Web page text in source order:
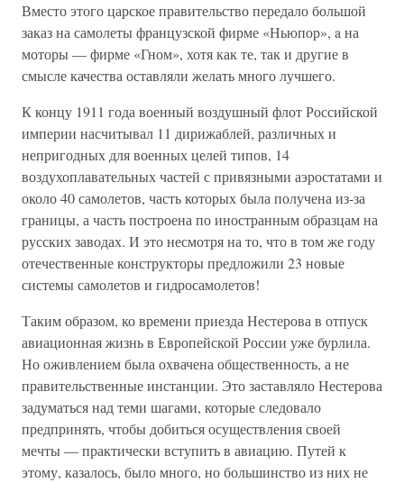
Вместо этого царское правительство передало большой
заказ на самолеты французской фирме «Ньюпор», a на
моторы — фирме «Гном», хотя как те, так и другие в
смысле качества оставляли желать много лучшего.
К концу 1911 года военный воздушный флот Российской
империи насчитывал 11 дирижаблей, различных и
непригодных для военных целей типов, 14
воздухоплавательных частей с привязными аэростатами и
около 40 самолетов, часть которых была получена из-за
границы, а часть построена по иностранным образцам на
русских заводах. И это несмотря на то, что в том же году
отечественные конструкторы предложили 23 новые
системы самолетов и гидросамолетов!
Таким образом, ко времени приезда Нестерова в отпуск
авиационная жизнь в Европейской России уже бурлила.
Но оживлением была охвачена общественность, а не
правительственные инстанции. Это заставляло Нестерова
задуматься над теми шагами, которые следовало
предпринять, чтобы добиться осуществления своей
мечты — практически вступить в авиацию. Путей к
этому, казалось, было много, но большинство из них не